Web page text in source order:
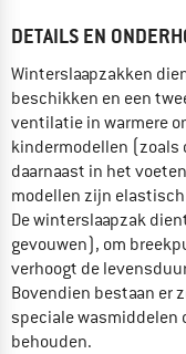
DETAILS EN
Winterslaapzakken
beschikken en een
ventilatie in warmere
kindermodellen (zoals
daarnaast in het
modellen zijn
De winterslaapzak
gevouwen), om
verhoogt de
Bovendien bestaan er
speciale wasmiddelen
behouden.